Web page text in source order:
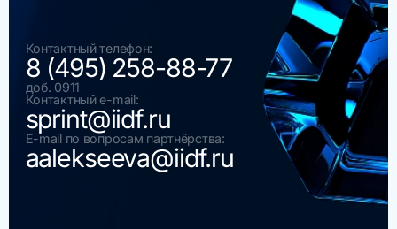
Контактный телефон:
8 (495) 258-88-77
доб. 0911
Контактный e-mail:
sprint@iidf.ru
E-mail по вопросам партнёрства:
aalekseeva@iidf.ru